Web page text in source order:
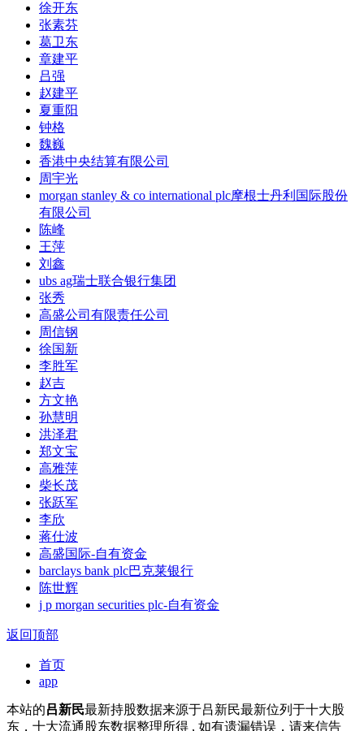
徐开东
张素芬
葛卫东
章建平
吕强
赵建平
夏重阳
钟格
魏巍
香港中央结算有限公司
周宇光
morgan stanley & co international plc摩根士丹利国际股份
有限公司
陈峰
王萍
刘鑫
ubs ag瑞士联合银行集团
张秀
高盛公司有限责任公司
周信钢
徐国新
李胜军
赵吉
方文艳
孙慧明
洪泽君
郑文宝
高雅萍
柴长茂
张跃军
李欣
蒋仕波
高盛国际-自有资金
barclays bank plc巴克莱银行
陈世辉
j p morgan securities plc-自有资金
返回顶部
首页
app
本站的吕新民最新持股数据来源于吕新民最新位列于十大股
东，十大流通股东数据整理所得 , 如有遗漏错误，请来信告